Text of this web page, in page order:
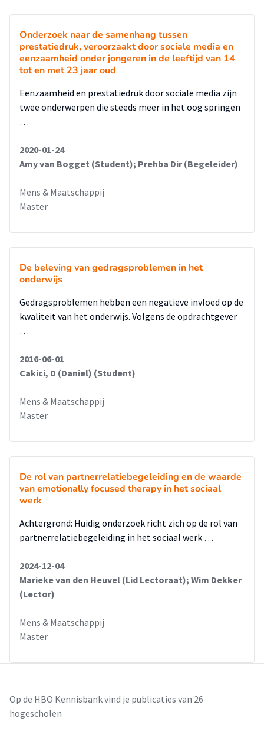
Onderzoek naar de samenhang tussen
prestatiedruk, veroorzaakt door sociale media en
eenzaamheid onder jongeren in de leeftijd van 14
tot en met 23 jaar oud
Eenzaamheid en prestatiedruk door sociale media zijn
twee onderwerpen die steeds meer in het oog springen
…
2020-01-24
Amy van Bogget (Student); Prehba Dir (Begeleider)
Mens & Maatschappij
Master
De beleving van gedragsproblemen in het
onderwijs
Gedragsproblemen hebben een negatieve invloed op de
kwaliteit van het onderwijs. Volgens de opdrachtgever
…
2016-06-01
Cakici, D (Daniel) (Student)
Mens & Maatschappij
Master
De rol van partnerrelatiebegeleiding en de waarde
van emotionally focused therapy in het sociaal
werk
Achtergrond: Huidig onderzoek richt zich op de rol van
partnerrelatiebegeleiding in het sociaal werk …
2024-12-04
Marieke van den Heuvel (Lid Lectoraat); Wim Dekker
(Lector)
Mens & Maatschappij
Master
Op de HBO Kennisbank vind je publicaties van 26
hogescholen